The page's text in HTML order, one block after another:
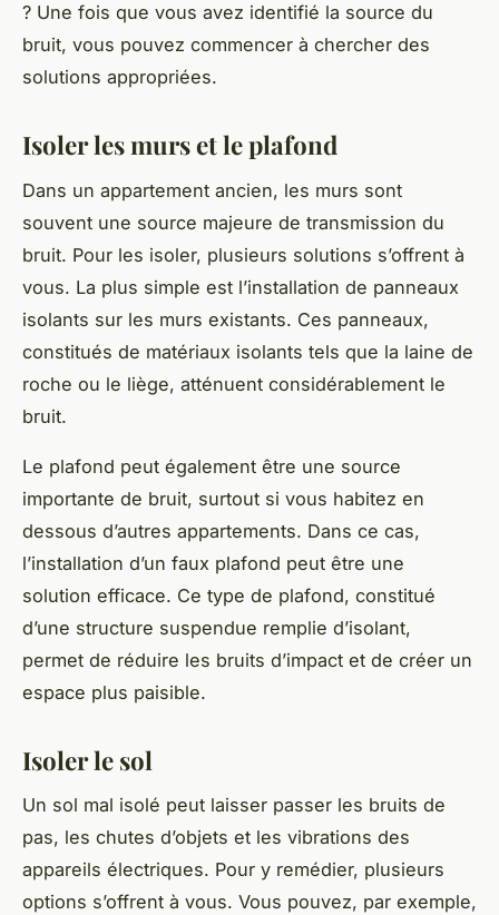
? Une fois que vous avez identifié la source du
bruit, vous pouvez commencer à chercher des
solutions appropriées.
Isoler les murs et le plafond
Dans un appartement ancien, les murs sont
souvent une source majeure de transmission du
bruit. Pour les isoler, plusieurs solutions s’offrent à
vous. La plus simple est l’installation de panneaux
isolants sur les murs existants. Ces panneaux,
constitués de matériaux isolants tels que la laine de
roche ou le liège, atténuent considérablement le
bruit.
Le plafond peut également être une source
importante de bruit, surtout si vous habitez en
dessous d’autres appartements. Dans ce cas,
l’installation d’un faux plafond peut être une
solution efficace. Ce type de plafond, constitué
d’une structure suspendue remplie d’isolant,
permet de réduire les bruits d’impact et de créer un
espace plus paisible.
Isoler le sol
Un sol mal isolé peut laisser passer les bruits de
pas, les chutes d’objets et les vibrations des
appareils électriques. Pour y remédier, plusieurs
options s’offrent à vous. Vous pouvez, par exemple,